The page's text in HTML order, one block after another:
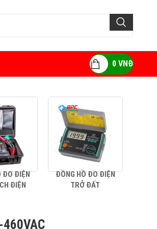
0 VNĐ
ĐO ĐIỆN
ĐIỆN
ĐỒNG HỒ ĐO ĐIỆN
TRỞ ĐẤT
460VAC